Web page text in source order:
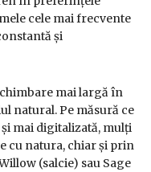
cele mai frecvente
și
mai largă în
natural. Pe măsură ce
mai digitalizată, mulți
cu natura, chiar și prin
(salcie) sau Sage